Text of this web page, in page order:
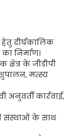
हेतु दीर्घकालिक
निर्माण।
क्षेत्र के जीडीपी
मत्स्य
कार्रवाई,
संस्थाओं के साथ